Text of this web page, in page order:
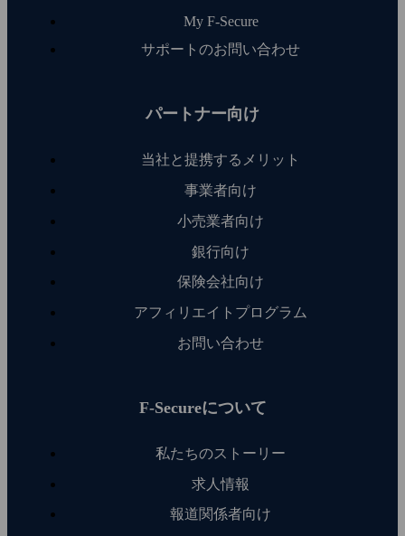
My F‑Secure
サポートのお問い合わせ
パートナー向け
当社と提携するメリット
事業者向け
小売業者向け
銀行向け
保険会社向け
アフィリエイトプログラム
お問い合わせ
F‑Secureについて
私たちのストーリー
求人情報
報道関係者向け